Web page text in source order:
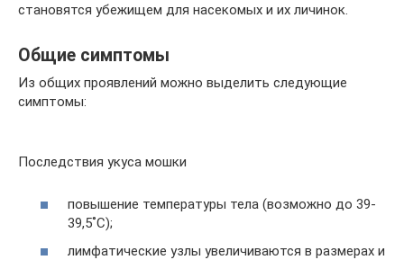
становятся убежищем для насекомых и их личинок.
Общие симптомы
Из общих проявлений можно выделить следующие
симптомы:
Последствия укуса мошки
повышение температуры тела (возможно до 39-
39,5˚С);
лимфатические узлы увеличиваются в размерах и